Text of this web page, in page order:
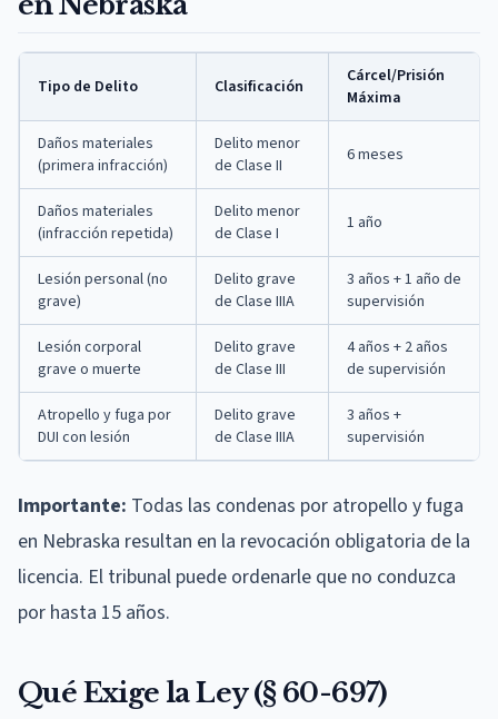
Tipo de Delito Clasificación
Cárcel/Prisión
Máxima
Daños materiales
(primera infracción)
Delito menor
de Clase II
6 meses
Daños materiales
(infracción repetida)
Delito menor
de Clase I
1 año
Lesión personal (no
grave)
Delito grave
de Clase IIIA
3 años + 1 año de
supervisión
Lesión corporal
grave o muerte
Delito grave
de Clase III
4 años + 2 años
de supervisión
Atropello y fuga por
DUI con lesión
Delito grave
de Clase IIIA
3 años +
supervisión
Importante: Todas las condenas por atropello y fuga
en Nebraska resultan en la revocación obligatoria de la
licencia. El tribunal puede ordenarle que no conduzca
por hasta 15 años.
Qué Exige la Ley (§ 60-697)